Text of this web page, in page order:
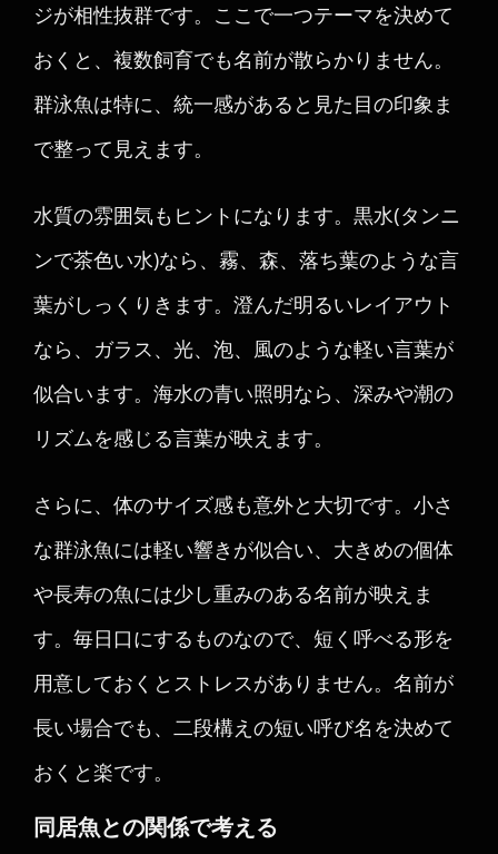
ジが相性抜群です。ここで一つテーマを決めて
おくと、複数飼育でも名前が散らかりません。
群泳魚は特に、統一感があると見た目の印象ま
で整って見えます。
水質の雰囲気もヒントになります。黒水(タンニ
ンで茶色い水)なら、霧、森、落ち葉のような言
葉がしっくりきます。澄んだ明るいレイアウト
なら、ガラス、光、泡、風のような軽い言葉が
似合います。海水の青い照明なら、深みや潮の
リズムを感じる言葉が映えます。
さらに、体のサイズ感も意外と大切です。小さ
な群泳魚には軽い響きが似合い、大きめの個体
や長寿の魚には少し重みのある名前が映えま
す。毎日口にするものなので、短く呼べる形を
用意しておくとストレスがありません。名前が
長い場合でも、二段構えの短い呼び名を決めて
おくと楽です。
同居魚との関係で考える